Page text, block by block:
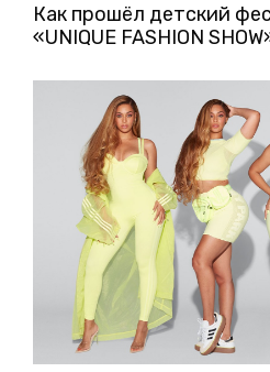
Как прошёл детский
«UNIQUE FASHION